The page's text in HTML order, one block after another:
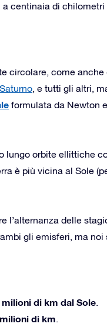
centinaia di chilometri
circolare, come
Saturno, e tutti gli altri,
formulata da Newton
lungo orbite ellittiche
è più vicina al Sole
l’alternanza delle
gli emisferi, ma
milioni di km dal Sole.
di km.